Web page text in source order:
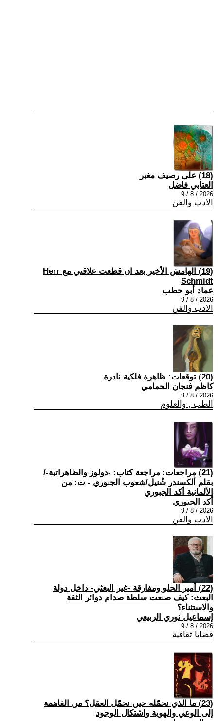
(18) على رصيف مغبر
العتابي فاضل
2026 / 8 / 9
الادب والفن
(19) الهامش الأخير بعد ان قطعت علاقتي مع Herr
Schmidt
عماد أبو حطب
2026 / 8 / 9
الادب والفن
(20) توقعات: ظاهرة فلكية نادرة
كاظم فنجان الحمامي
2026 / 8 / 9
الطب , والعلوم
(21) مراجعات: مراجعة كتاب: -دولوز والظاهراتية-/
بقلم ألكسندر شْنيل/شعوب الجبوري - ت: من
الألمانية أكد الجبوري
أكد الجبوري
2026 / 8 / 9
الادب والفن
(22) أمير الحلو ومفارقة -غير البعثي- داخل دولة
البعث: كيف صنعت سلطة صدام دوائر الثقة
والاستثناء؟
إسماعيل نوري الربيعي
2026 / 8 / 9
قضايا ثقافية
(23) ما الذي نحمّله حين نحمّل العقل؟ من الفاهمة
إلى الوعي والهوية واشتكال الوجود